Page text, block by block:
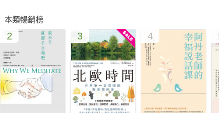
呢，如果他是你愛的人，是你的兄弟姊妹，甚或就是你的父母、
你的子女？
《親密的陌生人》一書就是專為邊緣人格親友所寫的實用指
書中共分三大篇：第一篇是根據《精神疾病診斷與統計手冊
本類暢銷榜
2 3 4